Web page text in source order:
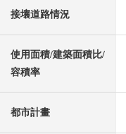
接壤道路情況
使用面積/建築面積比/
容積率
都市計畫